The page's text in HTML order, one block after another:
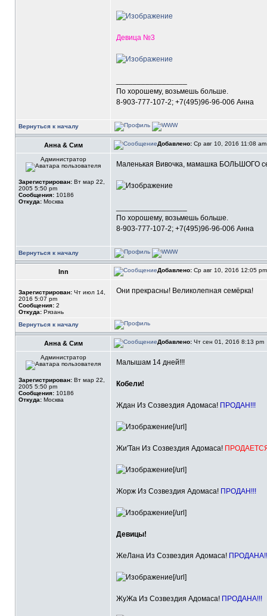
Девица №3
По хорошему, возьмешь больше.
8-903-777-107-2; +7(495)96-96-006 Анна
Вернуться к началу
Анна & Сим Добавлено: Ср авг 10, 2016 11:08
Администратор
Зарегистрирован: Вт мар 22,
2005 5:50 pm
Сообщения: 10186
Откуда: Москва
Маленькая Вивочка, мамашка БОЛЬШОГО
По хорошему, возьмешь больше.
8-903-777-107-2; +7(495)96-96-006 Анна
Вернуться к началу
Inn Добавлено: Ср авг 10, 2016 12:05
Зарегистрирован: Чт июл 14,
2016 5:07 pm
Сообщения: 2
Откуда: Рязань
Они прекрасны! Великолепная семёрка!
Вернуться к началу
Анна & Сим Добавлено: Чт сен 01, 2016 8:13 pm
Администратор
Зарегистрирован: Вт мар 22,
2005 5:50 pm
Сообщения: 10186
Откуда: Москва
Малышам 14 дней!!!
Кобели!
Ждан Из Созвездия Адомаса! ПРОДАН!!!
[/url]
Жи'Тан Из Созвездия Адомаса!
[/url]
Жорж Из Созвездия Адомаса! ПРОДАН!!!
[/url]
Девицы!
ЖеЛана Из Созвездия Адомаса!
[/url]
ЖуЖа Из Созвездия Адомаса! ПРОДАНА!!!